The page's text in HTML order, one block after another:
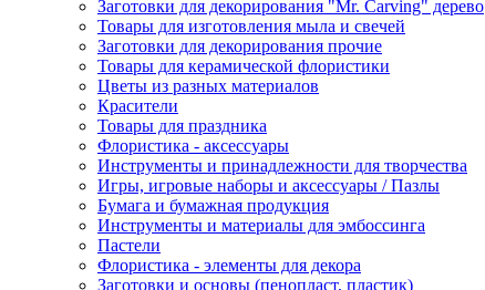
Заготовки для декорирования "Mr. Carving" дерево
Товары для изготовления мыла и свечей
Заготовки для декорирования прочие
Товары для керамической флористики
Цветы из разных материалов
Красители
Товары для праздника
Флористика - аксессуары
Инструменты и принадлежности для творчества
Игры, игровые наборы и аксессуары / Пазлы
Бумага и бумажная продукция
Инструменты и материалы для эмбоссинга
Пастели
Флористика - элементы для декора
Заготовки и основы (пенопласт, пластик)